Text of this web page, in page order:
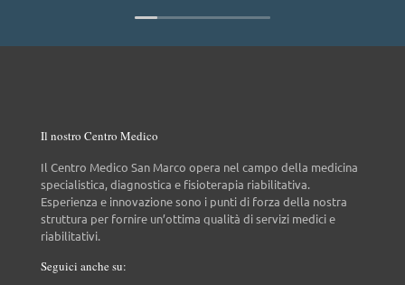
Il nostro Centro Medico
Il Centro Medico San Marco opera nel campo della medicina
specialistica, diagnostica e fisioterapia riabilitativa.
Esperienza e innovazione sono i punti di forza della nostra
struttura per fornire un’ottima qualità di servizi medici e
riabilitativi.
Seguici anche su: